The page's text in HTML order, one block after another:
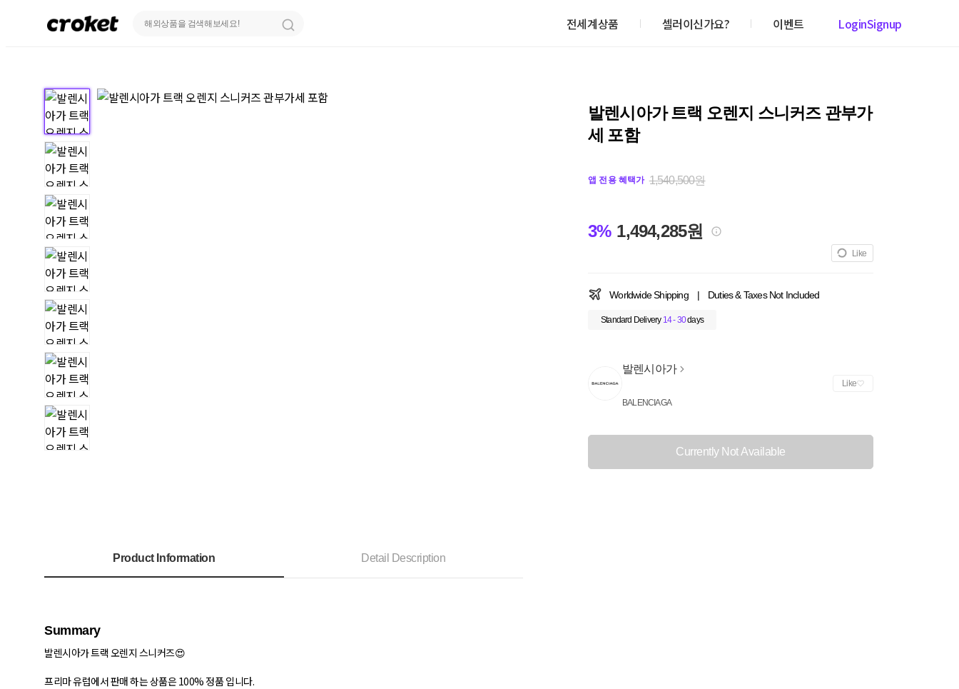
전세계상품 셀러이신가요? 이벤트 LoginSignup
발렌시아가 트랙 오렌지 스니커즈 관부가
세 포함
앱 전용 혜택가 1,540,500원
3% 1,494,285원
Like
Worldwide Shipping | Duties & Taxes Not Included
Standard Delivery 14 - 30days
발렌시아가
BALENCIAGA
Like
Currently Not Available
Product Information Detail Description
Summary
발렌시아가 트랙 오렌지 스니커즈😍
프리마 유럽에서 판매 하는 상품은 100% 정품 입니다.